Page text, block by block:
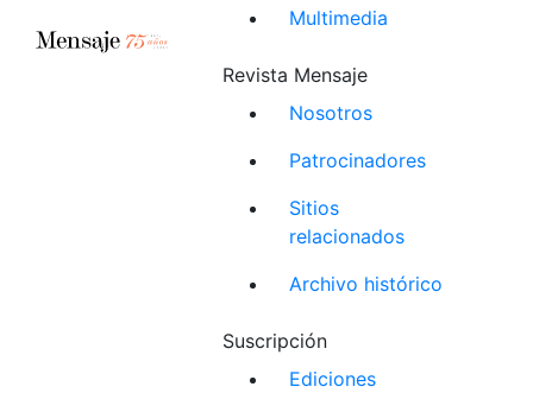
Multimedia
Revista Mensaje
Nosotros
Patrocinadores
Sitios
relacionados
Archivo histórico
Suscripción
Ediciones